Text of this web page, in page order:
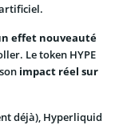
effet nouveauté
Le token HYPE
impact réel sur
déjà), Hyperliquid